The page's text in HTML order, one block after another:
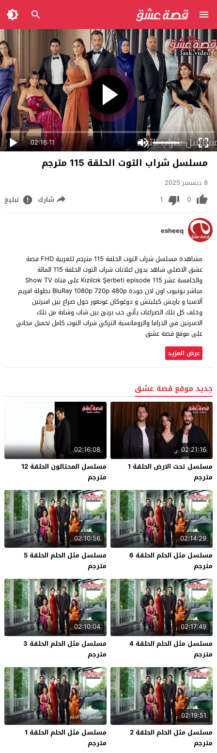
02:16:11
مسلسل شراب التوت الحلقة 115 مترجم
8 ديسمبر 2025
0
1 شارك تبليغ
esheeq
مشاهدة مسلسل شراب التوت الحلقة 115 مترجم للعربية FHD قصة
عشق الاصلي شاهد بدون اعلانات شراب التوت الحلقة 115 المائة
والخامسة عشر Kızılcık Şerbeti episode 115 على قناة Show TV
مباشر يوتيوب اون لان جودة BluRay 1080p 720p 480p بطولة افريم
ألاسيا و باريش كيليتش و دوغوكان غونغور حول صراع بين اسرتين
وخلف كل تلك الصراعات يأتي حب بريئ بين شاب وشابة من تلك
الاسرتين في الدراما والرومانسية التركي شراب التوت كامل تحميل مجاني
على موقع قصة عشق
عرض المزيد
جديد موقع قصة عشق
02:21:16
مسلسل تحت الارض الحلقة 1
مترجم
02:16:08
مسلسل المحتالون الحلقة 12
مترجم
02:14:29
مسلسل مثل الحلم الحلقة 6
مترجم
02:10:56
مسلسل مثل الحلم الحلقة 5
مترجم
02:17:49
مسلسل مثل الحلم الحلقة 4
مترجم
02:10:04
مسلسل مثل الحلم الحلقة 3
مترجم
02:19:51
مسلسل مثل الحلم الحلقة 2
مترجم
مسلسل مثل الحلم الحلقة 1
مترجم